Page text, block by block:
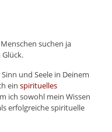
suchen ja
und Seele in Deinem
ein spirituelles
ich sowohl mein Wissen
erfolgreiche spirituelle